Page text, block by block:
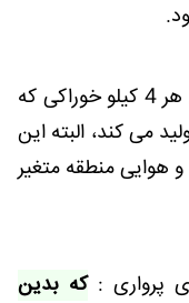
3- اصولا یک بره پرواری خوب به ازای هر 4 کیلو خوراکی که
می کند، البته این
و هوایی منطقه متغیر
که بدین